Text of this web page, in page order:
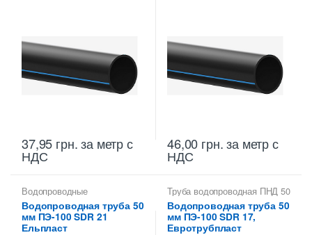
37,95 грн. за метр с
НДС
46,00 грн. за метр с
НДС
Водопроводные
полиэтиленовые трубы ,
Труба водопроводная ПНД 50
мм
Водопроводная труба 50
мм ПЭ-100 SDR 21
Ельпласт
Труба водопроводная ПНД 50
мм
Водопроводная труба 50
мм ПЭ-100 SDR 17,
Евротрубпласт